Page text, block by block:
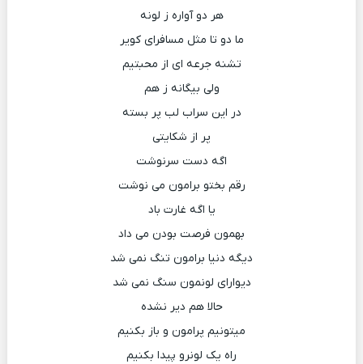
هر دو آواره ز لونه
ما دو تا مثل مسافرای کویر
تشنه جرعه ای از محبتیم
ولی بیگانه ز هم
در این سراب لب پر بسته
پر از شکایتی
اگه دست سرنوشت
رقم بختو برامون می نوشت
یا اگه غارت باد
بهمون فرصت بودن می داد
دیگه دنیا برامون تنگ نمی شد
دیوارای لونمون سنگ نمی شد
حالا هم دیر نشده
میتونیم پرامون و باز بکنیم
راه یک لونرو پیدا بکنیم